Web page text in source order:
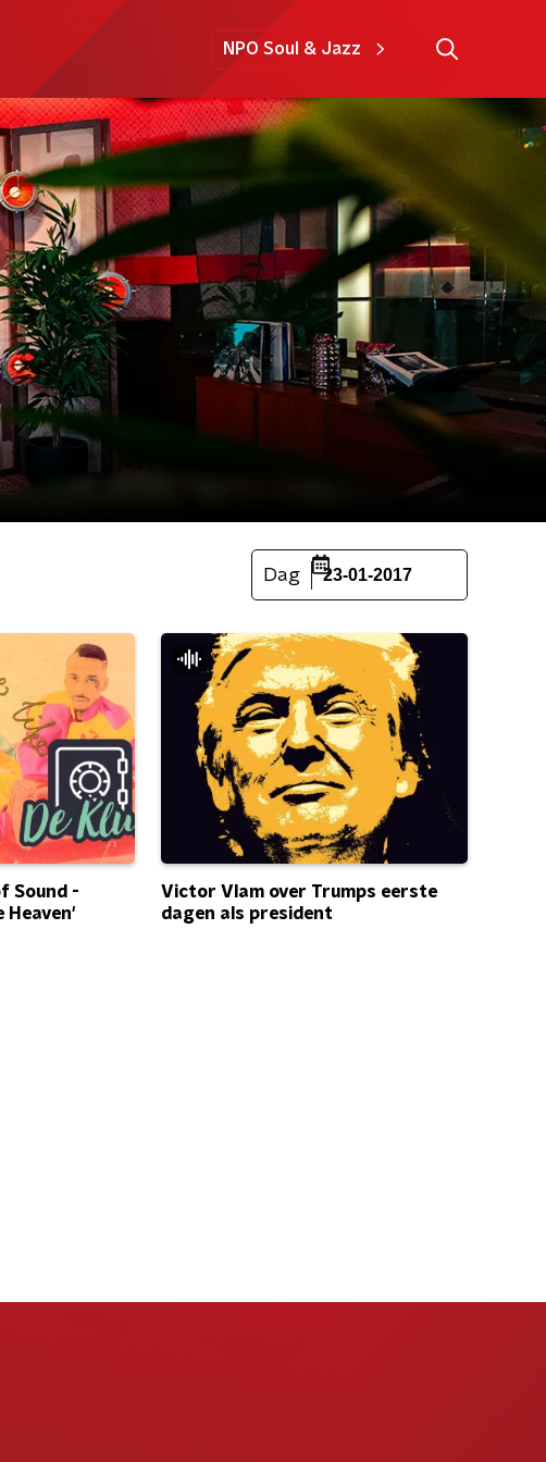
NPO Soul & Jazz
Dag 23-01-2017
Sound -
Heaven'
Victor Vlam over Trumps eerste
dagen als president